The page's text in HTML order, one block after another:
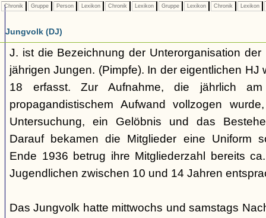
Chronik Gruppe Person Lexikon Chronik Lexikon Gruppe Lexikon Chronik Lexikon
Jungvolk (DJ)
J. ist die Bezeichnung der Unterorganisation
jährigen Jungen. (Pimpfe). In der eigentlichen HJ
18 erfasst. Zur Aufnahme, die jährlich
propagandistischem Aufwand vollzogen
Untersuchung, ein Gelöbnis und das
Darauf bekamen die Mitglieder eine Uniform
Ende 1936 betrug ihre Mitgliederzahl bereits
Jugendlichen zwischen 10 und 14 Jahren
Das Jungvolk hatte mittwochs und samstags